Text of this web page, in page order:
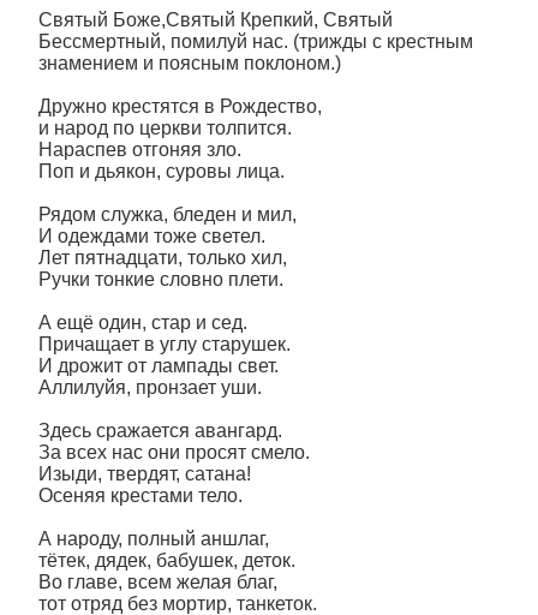
Святый Боже,Святый Крепкий, Святый
Бессмертный, помилуй нас. (трижды с крестным
знамением и поясным поклоном.)
Дружно крестятся в Рождество,
и народ по церкви толпится.
Нараспев отгоняя зло.
Поп и дьякон, суровы лица.
Рядом служка, бледен и мил,
И одеждами тоже светел.
Лет пятнадцати, только хил,
Ручки тонкие словно плети.
А ещё один, стар и сед.
Причащает в углу старушек.
И дрожит от лампады свет.
Аллилуйя, пронзает уши.
Здесь сражается авангард.
За всех нас они просят смело.
Изыди, твердят, сатана!
Осеняя крестами тело.
А народу, полный аншлаг,
тётек, дядек, бабушек, деток.
Во главе, всем желая благ,
тот отряд без мортир, танкеток.